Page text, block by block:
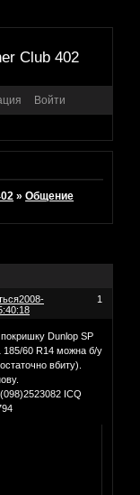
Club 402
Войти
»Общение
1
2008-
Dunlop SP
185/60 R14 можна б/у
вбиту).
ICQ